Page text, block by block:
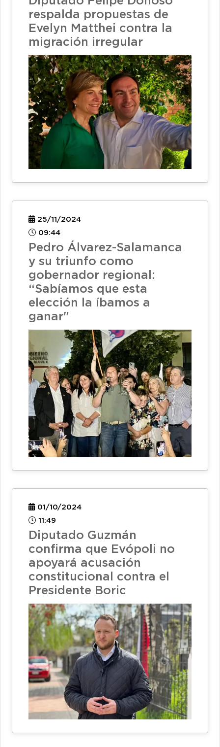
respalda propuestas de
Evelyn Matthei contra la
migración irregular
25/11/2024
09:44
Pedro Álvarez-Salamanca
y su triunfo como
gobernador regional:
“Sabíamos que esta
elección la íbamos a
ganar"
01/10/2024
11:49
Diputado Guzmán
confirma que Evópoli no
apoyará acusación
constitucional contra el
Presidente Boric